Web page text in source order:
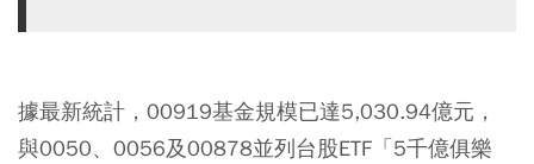
據最新統計，00919基金規模已達5,030.94億元，
與0050、0056及00878並列台股ETF「5千億俱樂